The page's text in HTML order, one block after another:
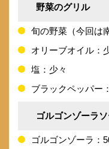
野菜のグリル
旬の野菜（今回は
オリーブオイル：
塩：少々
ブラックペッパー
ゴルゴンゾーラ
ゴルゴンゾーラ：